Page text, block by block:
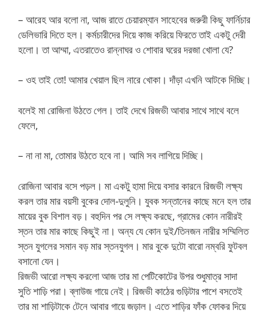
– আরেহ আর বলো না, আজ রাতে চেয়ারম্যান সাহেবের জরুরী কিছু ফার্নিচার
ডেলিভারি দিতে হল। কর্মচারীদের দিয়ে কাজ করিয়ে ফিরতে তাই একটু দেরী
হলো। তা আম্মা, এতরাতেও রান্নাঘর ও শোবার ঘরের দরজা খোলা যে?
– ওহ তাই তো! আমার খেয়াল ছিল নারে খোকা। দাঁড়া এখনি আটকে দিচ্ছি।
বলেই মা রোজিনা উঠতে গেল। তাই দেখে রিজভী আবার সাথে সাথে বলে
ফেলে,
– না না মা, তোমার উঠতে হবে না। আমি সব লাগিয়ে দিচ্ছি।
রোজিনা আবার বসে পড়ল। মা একটু হামা দিয়ে বসার কারনে রিজভী লক্ষ্য
করল তার মার বয়সী বুকের দোল-দুলুনি। যুবক সন্তানের কাছে মনে হল তার
মায়ের বুক বিশাল বড়। বহুদিন পর সে লক্ষ্য করছে, গ্রামের কোন নারীরই
স্তন তার মার কাছে কিছুই না। অন্য যে কোন দুই/তিনজন নারীর সম্মিলিত
স্তন যুগলের সমান বড় মার স্তনযুগল। মার বুকে দুটো বারো নম্বরি ফুটবল
বসানো যেন।
রিজভী আরো লক্ষ্য করলো আজ তার মা পেটিকোটের উপর শুধুমাত্র সাদা
সুতি শাড়ি পরা। ব্লাউজ গায়ে নেই। রিজভী কাঠের গুড়িটার পাশে বসতেই
তার মা শাড়িটাকে টেনে আবার গায়ে জড়াল। এতে শাড়ির ফাঁক ফোকর দিয়ে